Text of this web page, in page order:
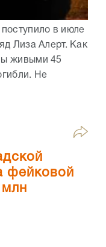
в июле
Лиза Алерт. Как
живыми 45
Не
фейковой